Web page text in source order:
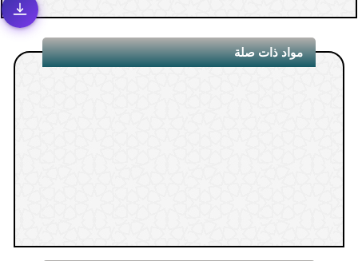
مواد ذات صلة